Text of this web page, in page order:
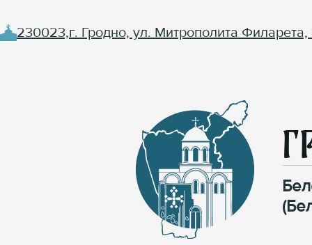
230023,г. Гродно, ул. Митрополита Филарета,